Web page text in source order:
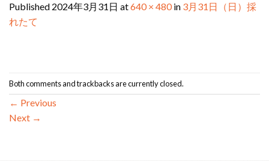
Published 2024年3月31日 at640 × 480in 3月31日（日）採
れたて
Both comments and trackbacks are currently closed.
← Previous
Next →